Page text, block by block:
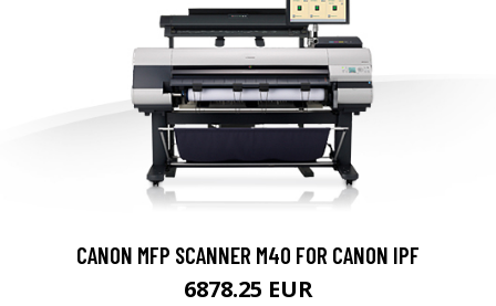
CANON MFP SCANNER M40 FOR CANON IPF
6878.25 EUR